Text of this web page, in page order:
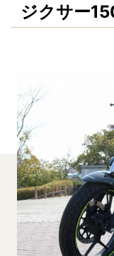
ジクサー